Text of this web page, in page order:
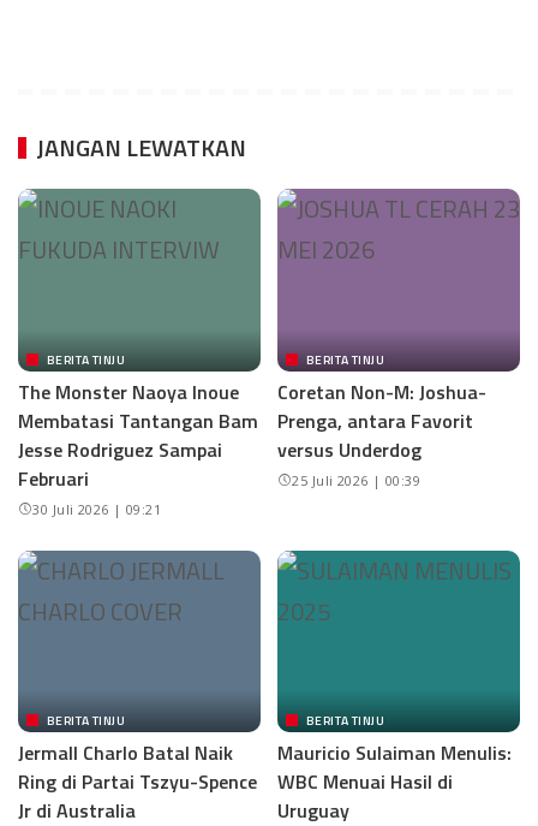
JANGAN LEWATKAN
BERITA TINJU
The Monster Naoya Inoue
Membatasi Tantangan Bam
Jesse Rodriguez Sampai
Februari
30 Juli 2026 | 09:21
BERITA TINJU
Coretan Non-M: Joshua-
Prenga, antara Favorit
versus Underdog
25 Juli 2026 | 00:39
BERITA TINJU
Jermall Charlo Batal Naik
Ring di Partai Tszyu-Spence
Jr di Australia
BERITA TINJU
Mauricio Sulaiman Menulis:
WBC Menuai Hasil di
Uruguay